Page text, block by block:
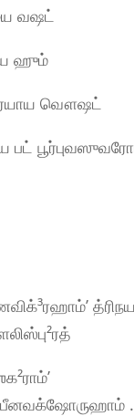
வஷட்
ஹும்
வௌஷட்
.